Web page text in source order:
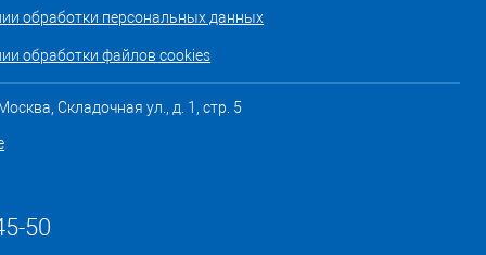
обработки персональных данных
обработки файлов cookies
Складочная ул., д. 1, стр. 5
50